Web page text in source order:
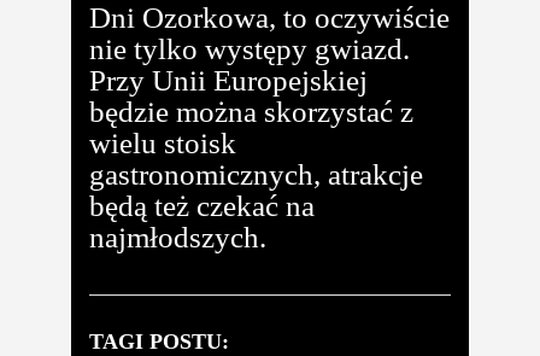
Dni Ozorkowa, to oczywiście
nie tylko występy gwiazd.
Przy Unii Europejskiej
będzie można skorzystać z
wielu stoisk
gastronomicznych, atrakcje
będą też czekać na
najmłodszych.
TAGI POSTU: